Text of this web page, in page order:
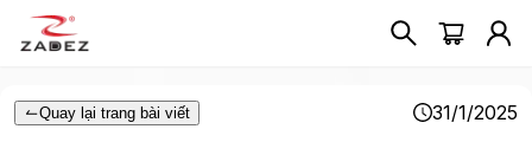
Quay lại trang bài viết 31/1/2025